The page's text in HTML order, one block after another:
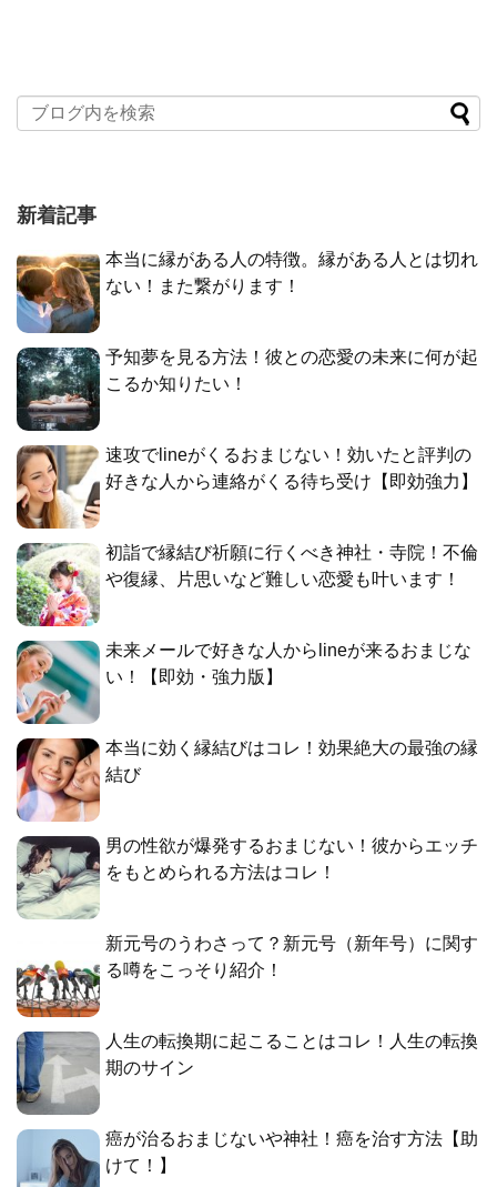
新着記事
本当に縁がある人の特徴。縁がある人とは切れ
ない！また繋がります！
予知夢を見る方法！彼との恋愛の未来に何が起
こるか知りたい！
速攻でlineがくるおまじない！効いたと評判の
好きな人から連絡がくる待ち受け【即効強力】
初詣で縁結び祈願に行くべき神社・寺院！不倫
や復縁、片思いなど難しい恋愛も叶います！
未来メールで好きな人からlineが来るおまじな
い！【即効・強力版】
本当に効く縁結びはコレ！効果絶大の最強の縁
結び
男の性欲が爆発するおまじない！彼からエッチ
をもとめられる方法はコレ！
新元号のうわさって？新元号（新年号）に関す
る噂をこっそり紹介！
人生の転換期に起こることはコレ！人生の転換
期のサイン
癌が治るおまじないや神社！癌を治す方法【助
けて！】